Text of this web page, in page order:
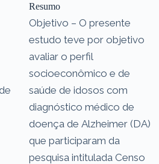
Resumo
Objetivo – O presente
estudo teve por objetivo
avaliar o perfil
socioeconômico e de
saúde de idosos com
diagnóstico médico de
doença de Alzheimer (DA)
que participaram da
pesquisa intitulada Censo